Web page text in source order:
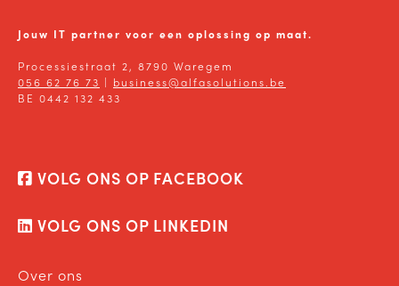
Jouw IT partner voor een oplossing op maat.
Processiestraat 2, 8790 Waregem
056 62 76 73 | business@alfasolutions.be
BE 0442 132 433
VOLG ONS OP FACEBOOK
VOLG ONS OP LINKEDIN
Over ons